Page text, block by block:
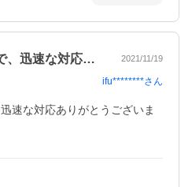
湯漏れで困っていたので、迅速な対応あり… 2021/11/19
ifu********さん
速な対応ありがとうございま